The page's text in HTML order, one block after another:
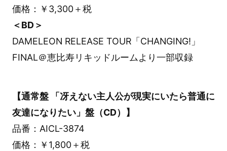
価格：￥3,300＋税
＜BD＞
DAMELEON RELEASE TOUR「CHANGING!」
FINAL＠恵比寿リキッドルームより一部収録
【通常盤 「冴えない主人公が現実にいたら普通に
友達になりたい」盤（CD）】
品番：AICL-3874
価格：￥1,800＋税